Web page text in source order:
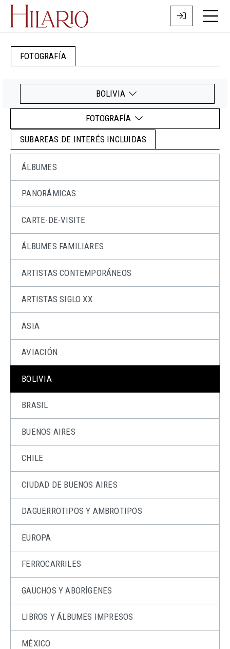
FOTOGRAFÍA
BOLIVIA
FOTOGRAFÍA
SUBAREAS DE INTERÉS INCLUIDAS
ÁLBUMES
PANORÁMICAS
CARTE-DE-VISITE
ÁLBUMES FAMILIARES
ARTISTAS CONTEMPORÁNEOS
ARTISTAS SIGLO XX
ASIA
AVIACIÓN
BOLIVIA
BRASIL
BUENOS AIRES
CHILE
CIUDAD DE BUENOS AIRES
DAGUERROTIPOS Y AMBROTIPOS
EUROPA
FERROCARRILES
GAUCHOS Y ABORÍGENES
LIBROS Y ÁLBUMES IMPRESOS
MÉXICO